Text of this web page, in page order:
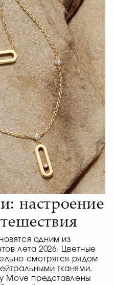
настроение
одним из
лета 2026. Цветные
смотрятся рядом
тканями.
Move представлены